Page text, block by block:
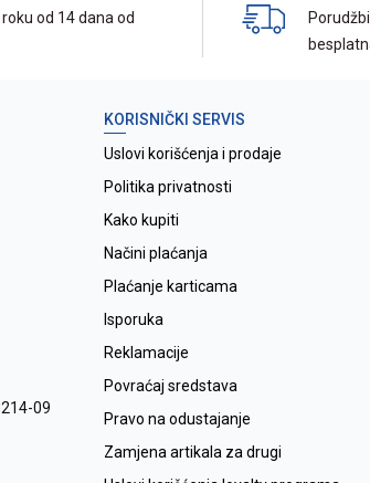
od 14 dana od
09
KORISNIČKI SERVIS
Uslovi korišćenja i prodaje
Politika privatnosti
Kako kupiti
Načini plaćanja
Plaćanje karticama
Isporuka
Reklamacije
Povraćaj sredstava
Pravo na odustajanje
Zamjena artikala za drugi